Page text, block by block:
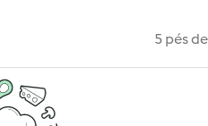
5 pés de